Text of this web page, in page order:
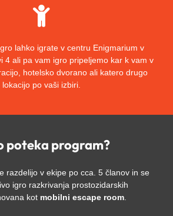
lahko igrate v centru Enigmarium v
4 ali pa vam igro pripeljemo kar k vam v
hotelsko dvorano ali katero drugo
lokacijo po vaši izbiri.
poteka program?
razdelijo v ekipe po cca. 5 članov in se
igro razkrivanja prostozidarskih
kot mobilni escape room.